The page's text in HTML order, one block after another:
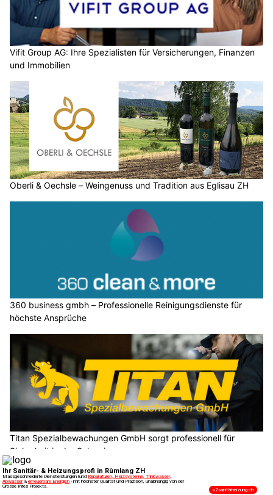
Vifit Group AG: Ihre Spezialisten für Versicherungen, Finanzen
und Immobilien
Oberli & Oechsle – Weingenuss und Tradition aus Eglisau ZH
360 business gmbh – Professionelle Reinigungsdienste für
höchste Ansprüche
Titan Spezialbewachungen GmbH sorgt professionell für
Sicherheit in der Schweiz